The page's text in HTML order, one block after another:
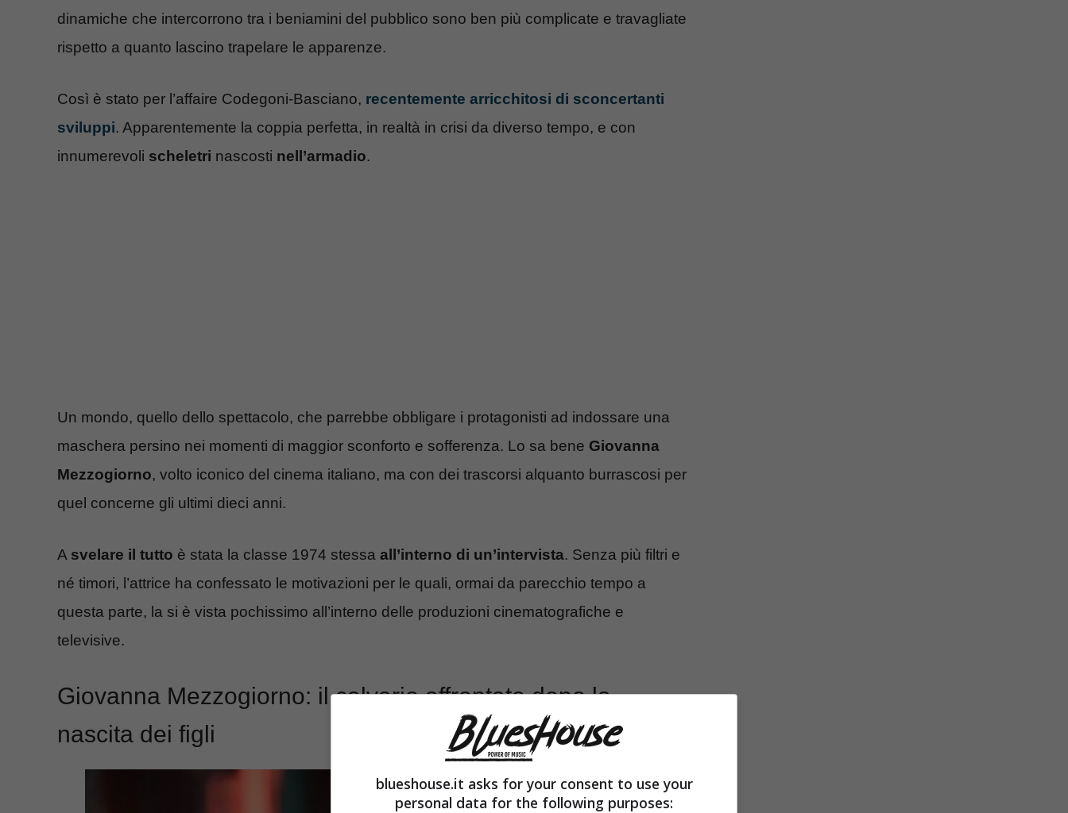
dinamiche che intercorrono tra i beniamini del pubblico sono ben più complicate e travagliate
rispetto a quanto lascino trapelare le apparenze.
Così è stato per l’affaire Codegoni-Basciano, recentemente arricchitosi di sconcertanti
sviluppi. Apparentemente la coppia perfetta, in realtà in crisi da diverso tempo, e con
innumerevoli scheletri nascosti nell’armadio.
Un mondo, quello dello spettacolo, che parrebbe obbligare i protagonisti ad indossare una
maschera persino nei momenti di maggior sconforto e sofferenza. Lo sa bene Giovanna
Mezzogiorno, volto iconico del cinema italiano, ma con dei trascorsi alquanto burrascosi per
quel concerne gli ultimi dieci anni.
A svelare il tutto è stata la classe 1974 stessa all’interno di un’intervista. Senza più filtri e
né timori, l’attrice ha confessato le motivazioni per le quali, ormai da parecchio tempo a
questa parte, la si è vista pochissimo all’interno delle produzioni cinematografiche e
televisive.
Giovanna Mezzogiorno: il calvario affrontato dopo la
nascita dei figli
blueshouse.it asks for your consent to use your
personal data for the following purposes: